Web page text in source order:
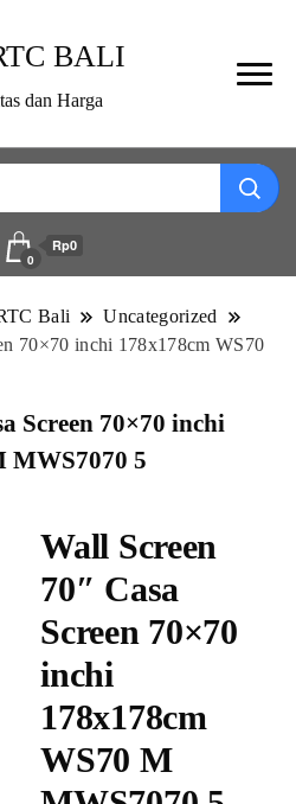
BALI
dan Harga
0
Rp0
Bali
Uncategorized
70×70 inchi 178x178cm WS70
Screen 70×70 inchi
MWS7070 5
Wall Screen
70″ Casa
Screen 70×70
inchi
178x178cm
WS70 M